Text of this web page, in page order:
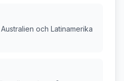
och Latinamerika